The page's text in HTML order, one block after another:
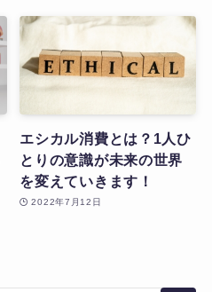
エシカル消費とは？1人ひ
とりの意識が未来の世界
を変えていきます！
2022年7月12日